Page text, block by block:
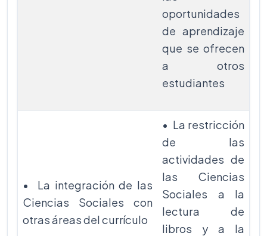
oportunidades
de aprendizaje
que se ofrecen
a otros
estudiantes
• La integración de las
Ciencias Sociales con
otras áreas del currículo
• La restricción
de las
actividades de
las Ciencias
Sociales a la
lectura de
libros y a la